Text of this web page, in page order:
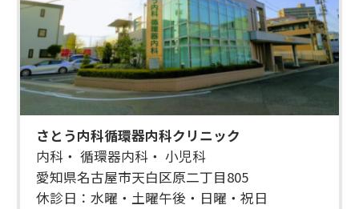
さとう内科循環器内科クリニック
内科・ 循環器内科・ 小児科
愛知県名古屋市天白区原二丁目805
休診日：水曜・土曜午後・日曜・祝日